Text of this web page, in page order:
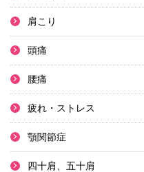
肩こり
頭痛
腰痛
疲れ・ストレス
顎関節症
四十肩、五十肩